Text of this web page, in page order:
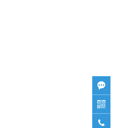


